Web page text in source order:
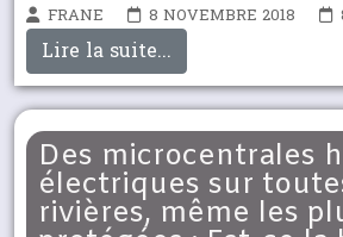
FRANE
8 NOVEMBRE 2018
Lire la suite...
Des microcentrales
électriques sur
rivières, même les